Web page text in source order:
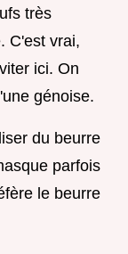
très
C'est vrai,
ici. On
génoise.
du beurre
parfois
le beurre